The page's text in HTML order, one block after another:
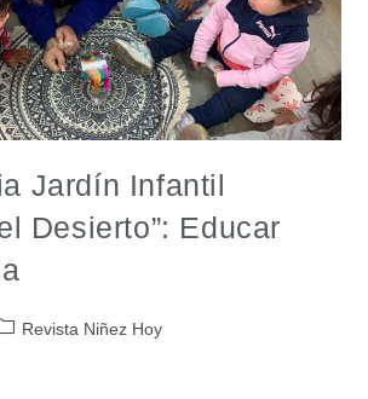
Jardín Infantil
Desierto”: Educar
Revista Niñez Hoy